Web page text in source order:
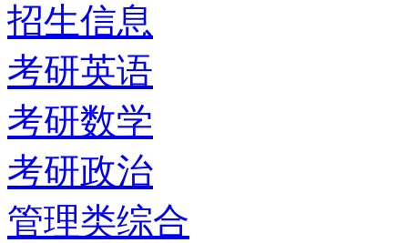
招生信息
考研英语
考研数学
考研政治
管理类综合